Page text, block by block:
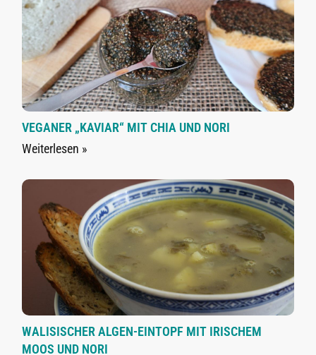
VEGANER „KAVIAR“ MIT CHIA UND NORI
Weiterlesen »
WALISISCHER ALGEN-EINTOPF MIT IRISCHEM
MOOS UND NORI